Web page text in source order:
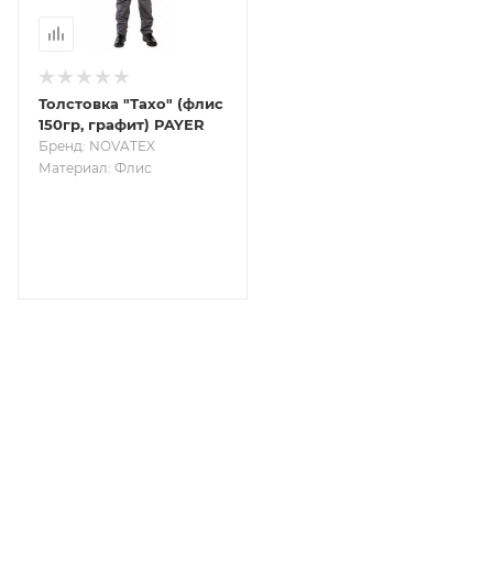
Толстовка "Тахо" (флис
150гр, графит) PAYER
Бренд: NOVATEX
Материал: Флис